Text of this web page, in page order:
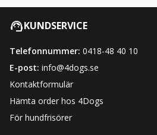
KUNDSERVICE
Telefonnummer: 0418-48 40 10
E-post: info@4dogs.se
Kontaktformulär
Hämta order hos 4Dogs
För hundfrisörer